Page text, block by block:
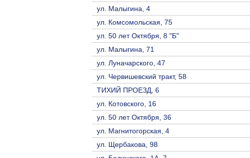
ул. Малыгина, 4
ул. Комсомольская, 75
ул. 50 лет Октября, 8 "Б"
ул. Малыгина, 71
ул. Луначарского, 47
ул. Червишевский тракт, 58
ТИХИЙ ПРОЕЗД, 6
ул. Котовского, 16
ул. 50 лет Октября, 36
ул. Магнитогорская, 4
ул. Щербакова, 98